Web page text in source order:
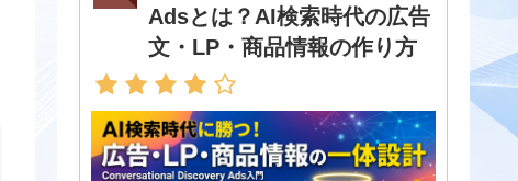
Adsとは？AI検索時代の広告
文・LP・商品情報の作り方